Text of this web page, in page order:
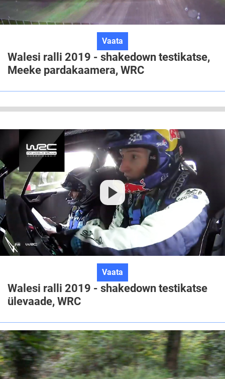
Vaata
ralli
2019
-
shakedown
Meeke
WRC
Walesi ralli 2019 - shakedown testikatse,
Meeke pardakaamera, WRC
Vaata
ralli
shakedown
testikatse
ülevaade,
WRC
Walesi ralli 2019 - shakedown testikatse
ülevaade, WRC